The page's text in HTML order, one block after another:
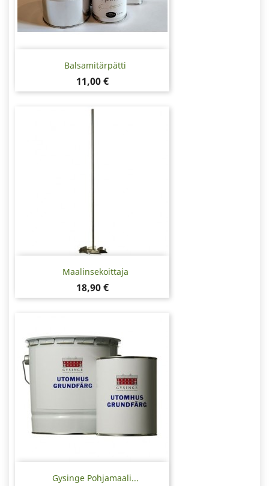
Balsamitärpätti
Hinta
11,00 €
Maalinsekoittaja
Hinta
18,90 €
Gysinge Pohjamaali...